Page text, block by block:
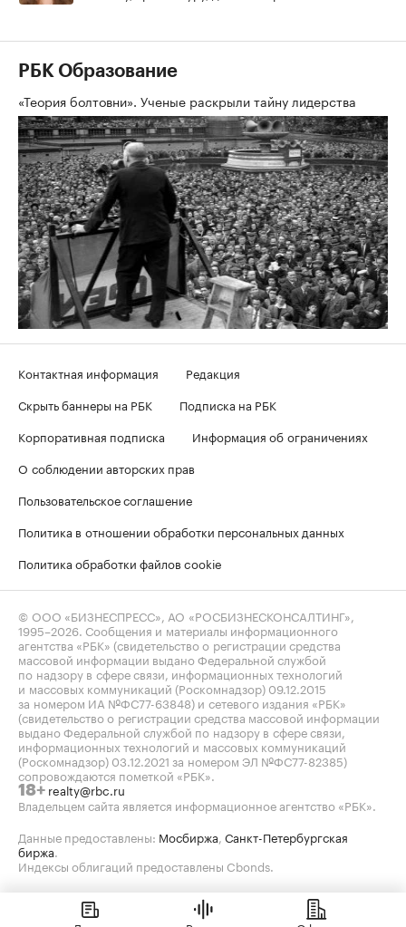
РБК Образование
«Теория болтовни». Ученые раскрыли тайну лидерства
Контактная информация
Редакция
Скрыть баннеры на РБК
Подписка на РБК
Корпоративная подписка
Информация об ограничениях
О соблюдении авторских прав
Пользовательское соглашение
Политика в отношении обработки персональных данных
Политика обработки файлов cookie
© ООО «БИЗНЕСПРЕСС», АО «РОСБИЗНЕСКОНСАЛТИНГ»,
1995–2026. Сообщения и материалы информационного
агентства «РБК» (свидетельство о регистрации средства
массовой информации выдано Федеральной службой
по надзору в сфере связи, информационных технологий
и массовых коммуникаций (Роскомнадзор) 09.12.2015
за номером ИА №ФС77-63848) и сетевого издания «РБК»
(свидетельство о регистрации средства массовой информации
выдано Федеральной службой по надзору в сфере связи,
информационных технологий и массовых коммуникаций
(Роскомнадзор) 03.12.2021 за номером ЭЛ №ФС77-82385)
сопровождаются пометкой «РБК».
18+ realty@rbc.ru
Владельцем сайта является информационное агентство «РБК».
Данные предоставлены: Мосбиржа, Санкт-Петербургская
биржа.
Индексы облигаций предоставлены Cbonds.